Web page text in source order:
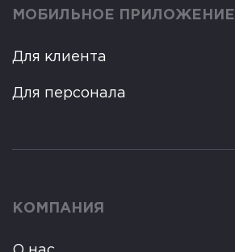
МОБИЛЬНОЕ ПРИЛОЖЕНИЕ
Для клиента
Для персонала
КОМПАНИЯ